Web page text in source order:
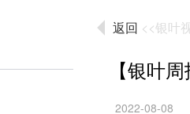
返回 <<银叶
【银叶
2022-08-08